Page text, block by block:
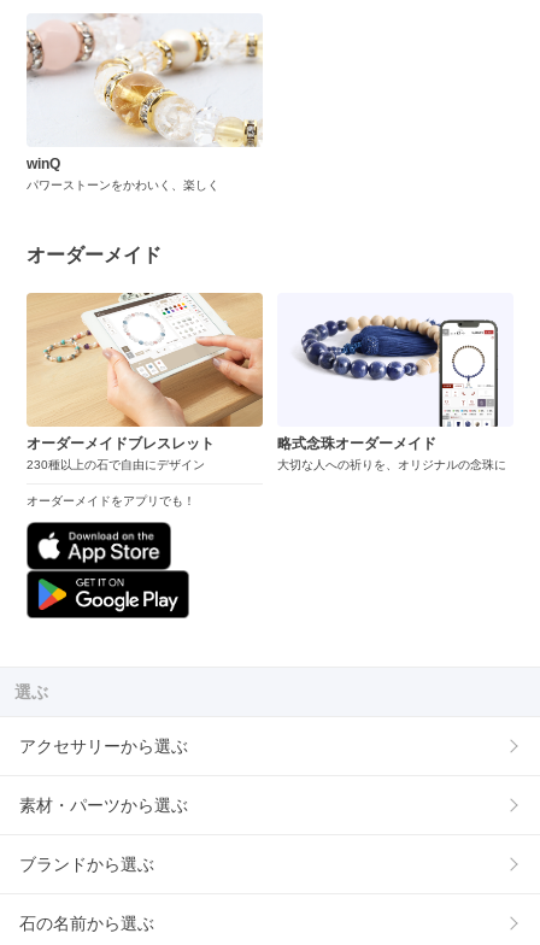
winQ
パワーストーンをかわいく、楽しく
オーダーメイド
オーダーメイドブレスレット
230種以上の石で自由にデザイン
オーダーメイドをアプリでも！
略式念珠オーダーメイド
大切な人への祈りを、オリジナルの念珠に
選ぶ
アクセサリーから選ぶ
素材・パーツから選ぶ
ブランドから選ぶ
石の名前から選ぶ